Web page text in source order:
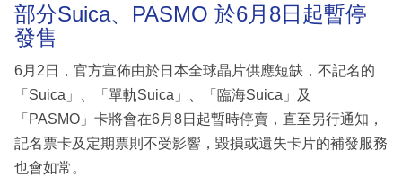
部分Suica、PASMO 於6月8日起暫停
發售
6月2日，官方宣佈由於日本全球晶片供應短缺，不記名的
「Suica」、「單軌Suica」、「臨海Suica」及
「PASMO」卡將會在6月8日起暫時停賣，直至另行通知，
記名票卡及定期票則不受影響，毀損或遺失卡片的補發服務
也會如常。